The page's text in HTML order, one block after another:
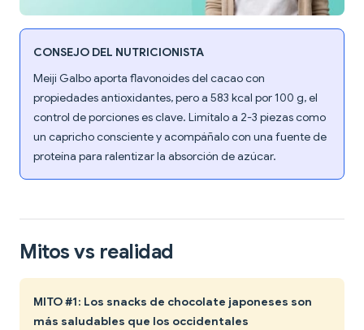
CONSEJO DEL NUTRICIONISTA
Meiji Galbo aporta flavonoides del cacao con
propiedades antioxidantes, pero a 583 kcal por 100 g, el
control de porciones es clave. Limítalo a 2-3 piezas como
un capricho consciente y acompáñalo con una fuente de
proteína para ralentizar la absorción de azúcar.
Mitos vs realidad
MITO #1: Los snacks de chocolate japoneses son
más saludables que los occidentales